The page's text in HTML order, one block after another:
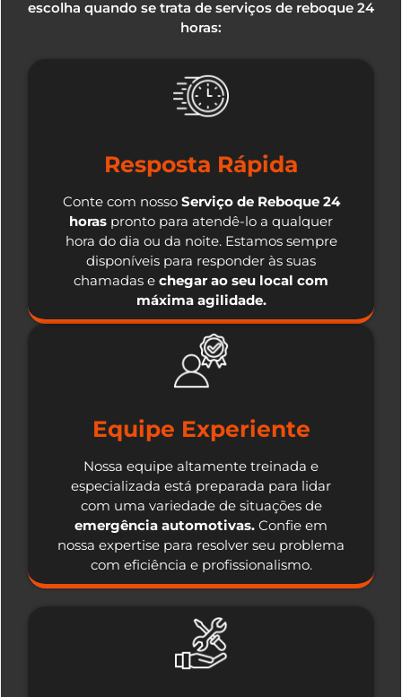
escolha quando se trata de serviços de reboque 24
horas:
Resposta Rápida
Conte com nosso Serviço de Reboque 24
horas pronto para atendê-lo a qualquer
hora do dia ou da noite. Estamos sempre
disponíveis para responder às suas
chamadas e chegar ao seu local com
máxima agilidade.
Equipe Experiente
Nossa equipe altamente treinada e
especializada está preparada para lidar
com uma variedade de situações de
emergência automotivas. Confie em
nossa expertise para resolver seu problema
com eficiência e profissionalismo.